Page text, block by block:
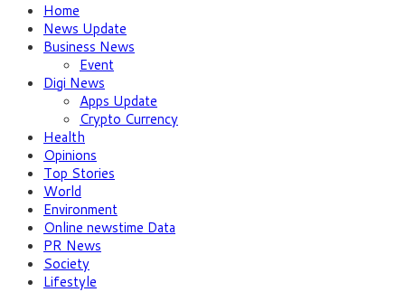
Home
News Update
Business News
Event
Digi News
Apps Update
Crypto Currency
Health
Opinions
Top Stories
World
Environment
Online newstime Data
PR News
Society
Lifestyle